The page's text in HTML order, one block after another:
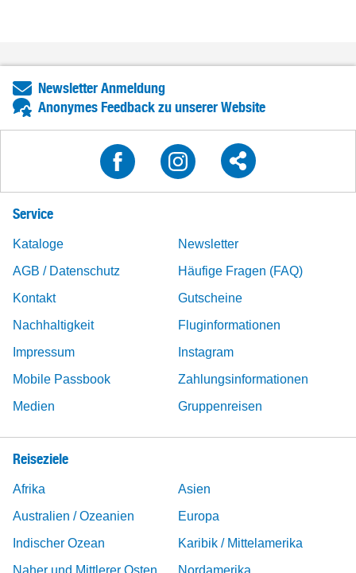
Newsletter Anmeldung
Anonymes Feedback zu unserer Website
Service
Kataloge
Newsletter
AGB / Datenschutz
Häufige Fragen (FAQ)
Kontakt
Gutscheine
Nachhaltigkeit
Fluginformationen
Impressum
Instagram
Mobile Passbook
Zahlungsinformationen
Medien
Gruppenreisen
Reiseziele
Afrika
Asien
Australien / Ozeanien
Europa
Indischer Ozean
Karibik / Mittelamerika
Naher und Mittlerer Osten
Nordamerika